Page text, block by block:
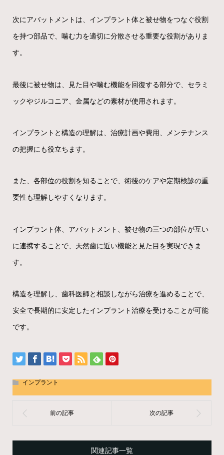
次にアバットメントは、インプラント体と被せ物をつなぐ役割
を持つ部品で、噛む力を適切に分散させる重要な役割がありま
す。
最後に被せ物は、見た目や噛む機能を回復する部分で、セラミ
ックやジルコニア、金属などの素材が使用されます。
インプラントと構造の理解は、治療計画や費用、メンテナンス
の把握にも役立ちます。
また、各部位の役割を知ることで、術後のケアや定期検診の重
要性も理解しやすくなります。
インプラント体、アバットメント、被せ物の三つの部位が互い
に連携することで、天然歯に近い機能と見た目を実現できま
す。
構造を理解し、歯科医師と相談しながら治療を進めることで、
安全で長期的に安定したインプラント治療を受けることが可能
です。
インプラント
関連記事一覧